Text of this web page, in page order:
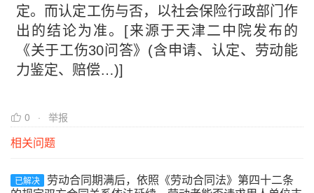
定。而认定工伤与否，以社会保险行政部门作
出的结论为准。[来源于天津二中院发布的
《关于工伤30问答》(含申请、认定、劳动能
力鉴定、赔偿…)]
0 举报
相关问题
已解决
劳动合同期满后，依照《劳动合同法》第四十二条